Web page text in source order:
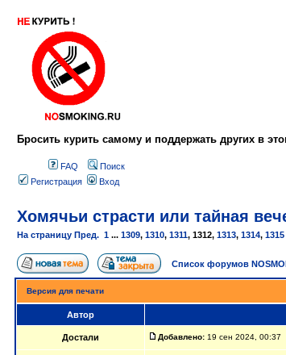
Бросить курить самому и поддержать других в
FAQ
Поиск
Регистрация
Вход
Хомячьи страсти или тайная
На страницу Пред. 1 ... 1309, 1310, 1311, 1312, 1313, 1314, 1315
Список форумов
Версия для печати
Автор
Достали Добавлено: 19 сен 2024, 00:37